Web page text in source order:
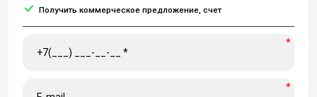
Получить коммерческое предложение, счет
*
*